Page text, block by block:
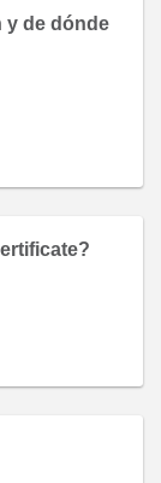
y de dónde